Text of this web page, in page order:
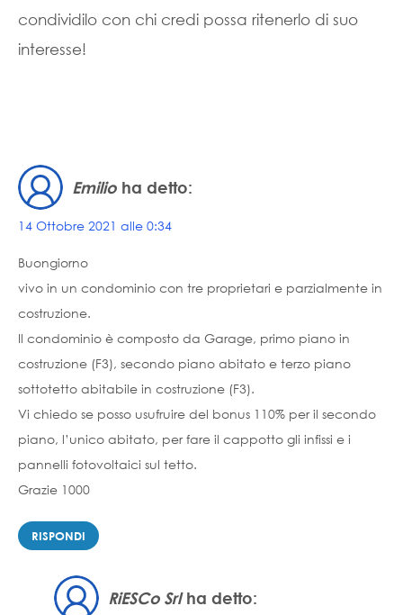
condividilo con chi credi possa ritenerlo di suo
interesse!
Emilio ha detto:
14 Ottobre 2021 alle 0:34
Buongiorno
vivo in un condominio con tre proprietari e parzialmente in
costruzione.
Il condominio è composto da Garage, primo piano in
costruzione (F3), secondo piano abitato e terzo piano
sottotetto abitabile in costruzione (F3).
Vi chiedo se posso usufruire del bonus 110% per il secondo
piano, l’unico abitato, per fare il cappotto gli infissi e i
pannelli fotovoltaici sul tetto.
Grazie 1000
RISPONDI
RiESCo Srl ha detto: